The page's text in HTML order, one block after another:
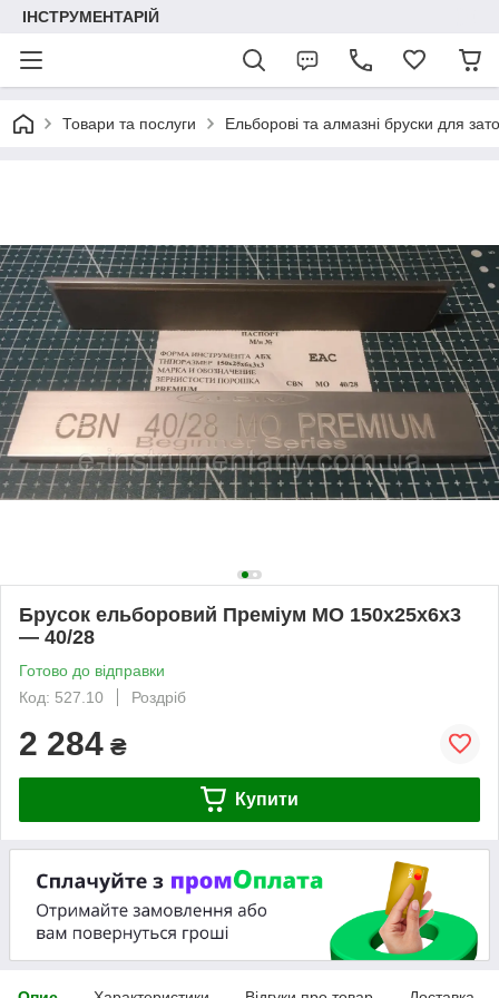
ІНСТРУМЕНТАРІЙ
Товари та послуги Ельборові та алмазні бруски для
Брусок ельборовий Преміум МО 150х25х6х3
— 40/28
Готово до відправки
Код: 527.10
Роздріб
2 284 ₴
Купити